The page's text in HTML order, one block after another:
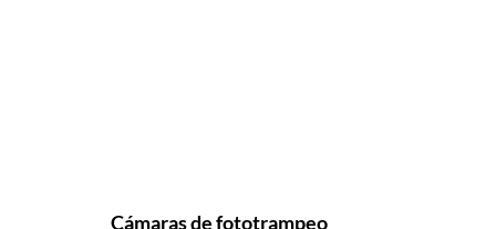
Cámaras de fototrampeo